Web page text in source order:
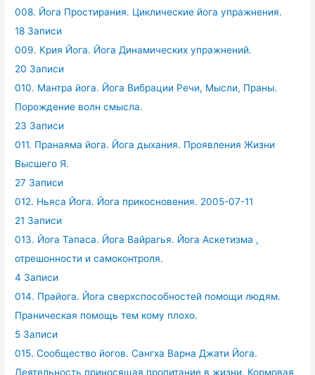
008. Йога Простирания. Циклические йога упражнения.
18 Записи
009. Крия Йога. Йога Динамических упражнений.
20 Записи
010. Мантра йога. Йога Вибрации Речи, Мысли, Праны.
Порождение волн смысла.
23 Записи
011. Пранаяма йога. Йога дыхания. Проявления Жизни
Высшего Я.
27 Записи
012. Ньяса Йога. Йога прикосновения. 2005-07-11
21 Записи
013. Йога Тапаса. Йога Вайрагья. Йога Аскетизма ,
отрешонности и самоконтроля.
4 Записи
014. Прайога. Йога сверхспособностей помощи людям.
Праническая помощь тем кому плохо.
5 Записи
015. Сообщество йогов. Сангха Варна Джати Йога.
Деятельность приносящая пропитание в жизни. Кормовая